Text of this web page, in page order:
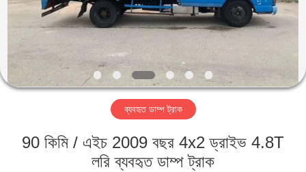
আমাদের
সম্পর্কে
কারখানা
ব্যবহৃত ডাম্প ট্রাক
90 কিমি / এইচ 2009 বছর 4x2 ড্রাইভ 4.8T
লরি ব্যবহৃত ডাম্প ট্রাক